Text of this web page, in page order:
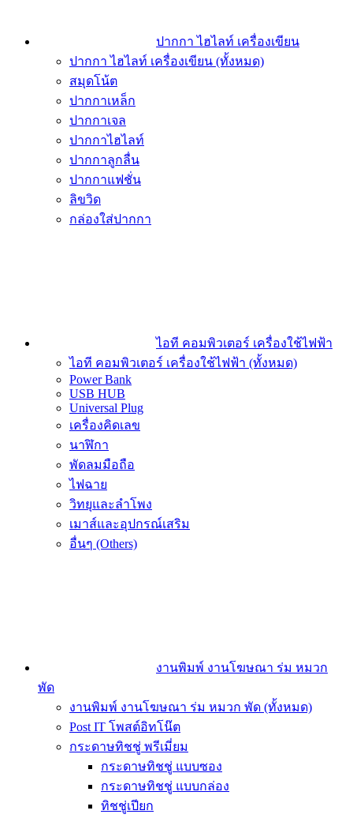
ปากกา ไฮไลท์ เครื่องเขียน
ปากกา ไฮไลท์ เครื่องเขียน (ทั้งหมด)
สมุดโน้ต
ปากกาเหล็ก
ปากกาเจล
ปากกาไฮไลท์
ปากกาลูกลื่น
ปากกาแฟชั่น
ลิขวิด
กล่องใส่ปากกา
ไอที คอมพิวเตอร์ เครื่องใช้ไฟฟ้า
ไอที คอมพิวเตอร์ เครื่องใช้ไฟฟ้า (ทั้งหมด)
Power Bank
USB HUB
Universal Plug
เครื่องคิดเลข
นาฬิกา
พัดลมมือถือ
ไฟฉาย
วิทยุและลำโพง
เมาส์และอุปกรณ์เสริม
อื่นๆ (Others)
งานพิมพ์ งานโฆษณา ร่ม หมวก
พัด
งานพิมพ์ งานโฆษณา ร่ม หมวก พัด (ทั้งหมด)
Post IT โพสต์อิทโน๊ต
กระดาษทิชชู่ พรีเมี่ยม
กระดาษทิชชู่ แบบซอง
กระดาษทิชชู่ แบบกล่อง
ทิชชู่เปียก